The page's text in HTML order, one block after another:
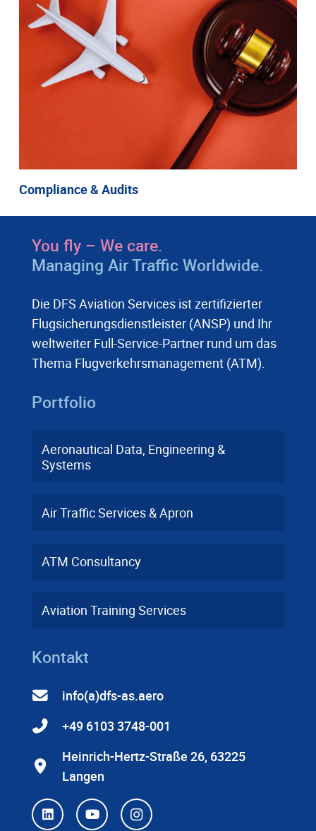
Compliance & Audits
You fly – We care.
Managing Air Traffic Worldwide.
Die DFS Aviation Services ist zertifizierter
Flugsicherungsdienstleister (ANSP) und Ihr
weltweiter Full-Service-Partner rund um das
Thema Flugverkehrsmanagement (ATM).
Portfolio
Aeronautical Data, Engineering &
Systems
Air Traffic Services & Apron
ATM Consultancy
Aviation Training Services
Kontakt
info(a)dfs-as.aero
+49 6103 3748-001
Heinrich-Hertz-Straße 26, 63225
Langen